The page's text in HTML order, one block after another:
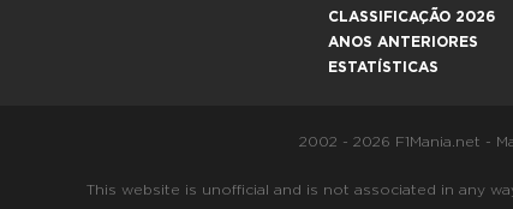
CLASSIFICAÇÃO 2026
ANOS ANTERIORES
ESTATÍSTICAS
2002 - 2026 F1Mania.net -
This website is unofficial and is not associated in any way